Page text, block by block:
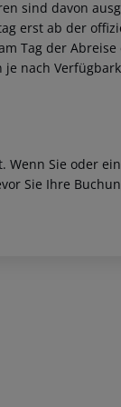
sind davon
erst ab der
Tag der
je nach
Sie oder
Sie Ihre